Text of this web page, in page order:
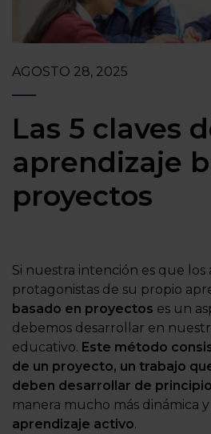
AGOSTO 28, 2025
Las 5 claves
aprendizaje
proyectos
Si nuestra intención es que los
protagonistas de su propio
basado en proyectos es un
debemos desarrollar en
educativo. Este método
de un proyecto, un trabajo
deben desarrollar de
manera mucho más dinámica
aprendizaje activo.